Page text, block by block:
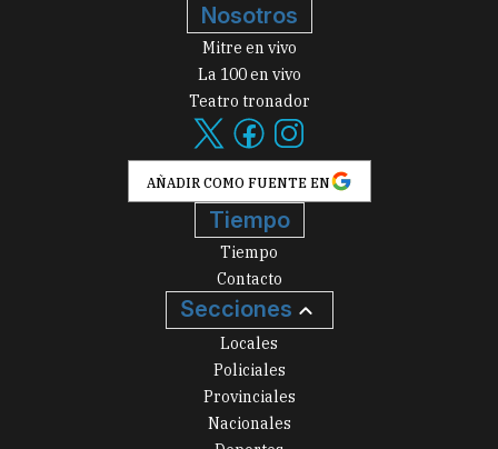
Nosotros
Mitre en vivo
La 100 en vivo
Teatro tronador
AÑADIR COMO FUENTE EN
Tiempo
Tiempo
Contacto
Secciones
Locales
Policiales
Provinciales
Nacionales